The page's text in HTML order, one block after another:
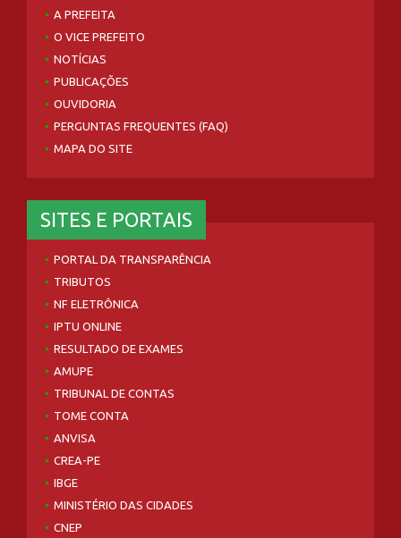
A PREFEITA
O VICE PREFEITO
NOTÍCIAS
PUBLICAÇÕES
OUVIDORIA
PERGUNTAS FREQUENTES (FAQ)
MAPA DO SITE
SITES E PORTAIS
PORTAL DA TRANSPARÊNCIA
TRIBUTOS
NF ELETRÔNICA
IPTU ONLINE
RESULTADO DE EXAMES
AMUPE
TRIBUNAL DE CONTAS
TOME CONTA
ANVISA
CREA-PE
IBGE
MINISTÉRIO DAS CIDADES
CNEP